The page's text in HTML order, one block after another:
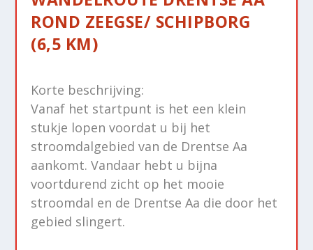
ROND ZEEGSE/ SCHIPBORG
(6,5 KM)
Korte beschrijving:
Vanaf het startpunt is het een klein
stukje lopen voordat u bij het
stroomdalgebied van de Drentse Aa
aankomt. Vandaar hebt u bijna
voortdurend zicht op het mooie
stroomdal en de Drentse Aa die door het
gebied slingert.